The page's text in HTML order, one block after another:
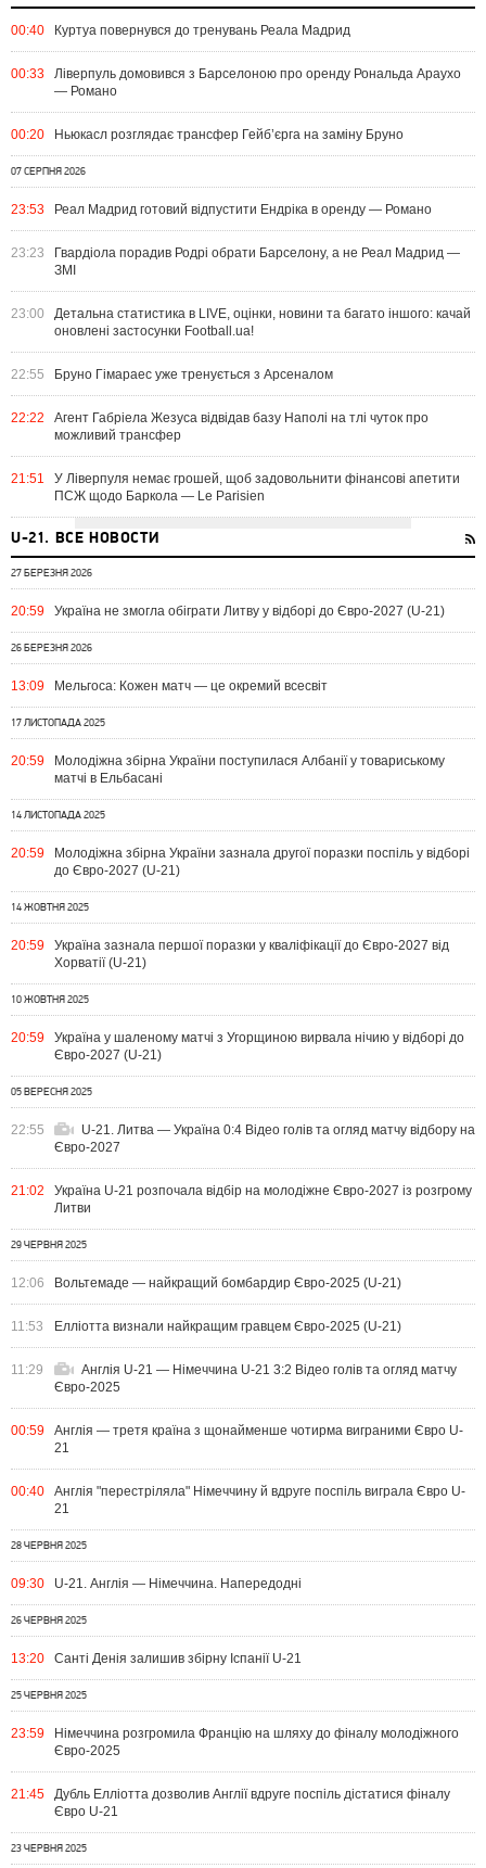
00:40 Куртуа повернувся до тренувань Реала Мадрид
00:33
Ліверпуль домовився з Барселоною про оренду Рональда Араухо
— Романо
00:20 Ньюкасл розглядає трансфер Гейб’єрга на заміну Бруно
07 СЕРПНЯ 2026
23:53 Реал Мадрид готовий відпустити Ендріка в оренду — Романо
23:23
Гвардіола порадив Родрі обрати Барселону, а не Реал Мадрид —
ЗМІ
23:00
Детальна статистика в LIVE, оцінки, новини та багато іншого: качай
оновлені застосунки Football.ua!
22:55 Бруно Гімараес уже тренується з Арсеналом
22:22
Агент Габріела Жезуса відвідав базу Наполі на тлі чуток про
можливий трансфер
21:51
У Ліверпуля немає грошей, щоб задовольнити фінансові апетити
ПСЖ щодо Баркола — Le Parisien
U-21. ВСЕ НОВОСТИ
27 БЕРЕЗНЯ 2026
20:59 Україна не змогла обіграти Литву у відборі до Євро-2027 (U-21)
26 БЕРЕЗНЯ 2026
13:09 Мельгоса: Кожен матч — це окремий всесвіт
17 ЛИСТОПАДА 2025
20:59
Молодіжна збірна України поступилася Албанії у товариському
матчі в Ельбасані
14 ЛИСТОПАДА 2025
20:59
Молодіжна збірна України зазнала другої поразки поспіль у відборі
до Євро-2027 (U-21)
14 ЖОВТНЯ 2025
20:59
Україна зазнала першої поразки у кваліфікації до Євро-2027 від
Хорватії (U-21)
10 ЖОВТНЯ 2025
20:59
Україна у шаленому матчі з Угорщиною вирвала нічию у відборі до
Євро-2027 (U-21)
05 ВЕРЕСНЯ 2025
22:55
U-21. Литва — Україна 0:4 Відео голів та огляд матчу відбору на
Євро-2027
21:02
Україна U-21 розпочала відбір на молодіжне Євро-2027 із розгрому
Литви
29 ЧЕРВНЯ 2025
12:06 Вольтемаде — найкращий бомбардир Євро-2025 (U-21)
11:53 Елліотта визнали найкращим гравцем Євро-2025 (U-21)
11:29
Англія U-21 — Німеччина U-21 3:2 Відео голів та огляд матчу
Євро-2025
00:59
Англія — третя країна з щонайменше чотирма виграними Євро U-
21
00:40
Англія "перестріляла" Німеччину й вдруге поспіль виграла Євро U-
21
28 ЧЕРВНЯ 2025
09:30 U-21. Англія — Німеччина. Напередодні
26 ЧЕРВНЯ 2025
13:20 Санті Денія залишив збірну Іспанії U-21
25 ЧЕРВНЯ 2025
23:59
Німеччина розгромила Францію на шляху до фіналу молодіжного
Євро-2025
21:45
Дубль Елліотта дозволив Англії вдруге поспіль дістатися фіналу
Євро U-21
23 ЧЕРВНЯ 2025